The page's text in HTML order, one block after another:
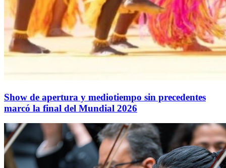
Show de apertura y mediotiempo sin precedentes
marcó la final del Mundial 2026